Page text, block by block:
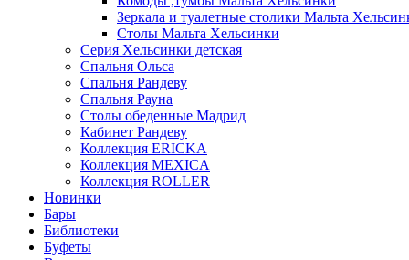
Зеркала и туалетные столики Мальта
Столы Мальта Хельсинки
Серия Хельсинки детская
Спальня Ольса
Спальня Рандеву
Спальня Рауна
Столы обеденные Мадрид
Кабинет Рандеву
Коллекция ERICKA
Коллекция MEXICA
Коллекция ROLLER
Новинки
Бары
Библиотеки
Буфеты